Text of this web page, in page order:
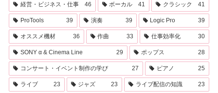
経営・ビジネス・仕事 46 ボーカル 41 クラシック 41
ProTools 39 演奏 39 Logic Pro 39
オススメ機材 36 作曲 33 仕事効率化 30
SONY α & Cinema Line 29 ポップス 28
コンサート・イベント制作の学び 27 ピアノ 25
ライブ 23 ジャズ 23 ライブ配信の知識 23